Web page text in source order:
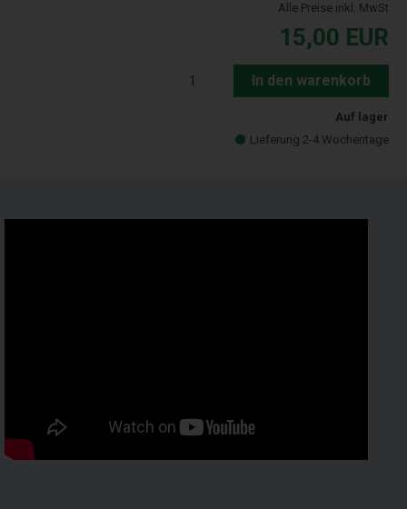
Alle Preise inkl. MwSt
15,00 EUR
In den warenkorb
Auf lager
Lieferung 2-4 Wochentage